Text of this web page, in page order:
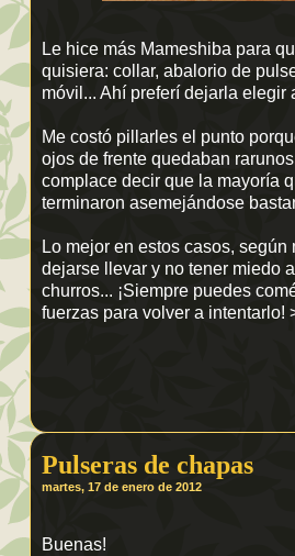
Le hice más Mameshiba para
quisiera: collar, abalorio de
móvil... Ahí preferí dejarla elegir
Me costó pillarles el punto
ojos de frente quedaban
complace decir que la mayoría
terminaron asemejándose
Lo mejor en estos casos, según
dejarse llevar y no tener miedo
churros... ¡Siempre puedes
fuerzas para volver a intentarlo!
Pulseras de chapas
martes, 17 de enero de 2012
Buenas!